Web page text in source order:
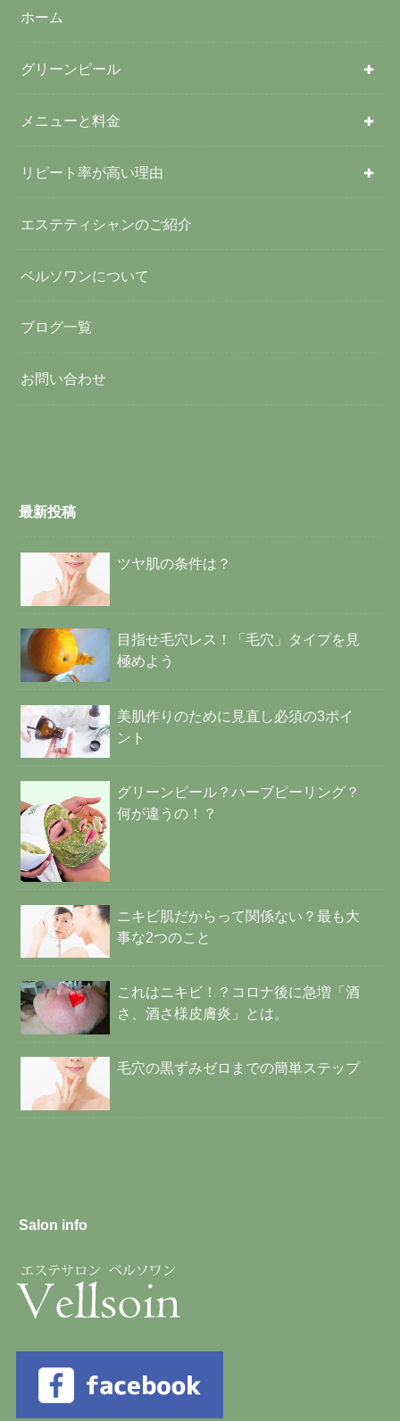
ホーム
グリーンピール
メニューと料金
リピート率が高い理由
エステティシャンのご紹介
ベルソワンについて
ブログ一覧
お問い合わせ
最新投稿
ツヤ肌の条件は？
目指せ毛穴レス！「毛穴」タイプを見
極めよう
美肌作りのために見直し必須の3ポイ
ント
グリーンピール？ハーブピーリング？
何が違うの！？
ニキビ肌だからって関係ない？最も大
事な2つのこと
これはニキビ！？コロナ後に急増「酒
さ、酒さ様皮膚炎」とは。
毛穴の黒ずみゼロまでの簡単ステップ
Salon info